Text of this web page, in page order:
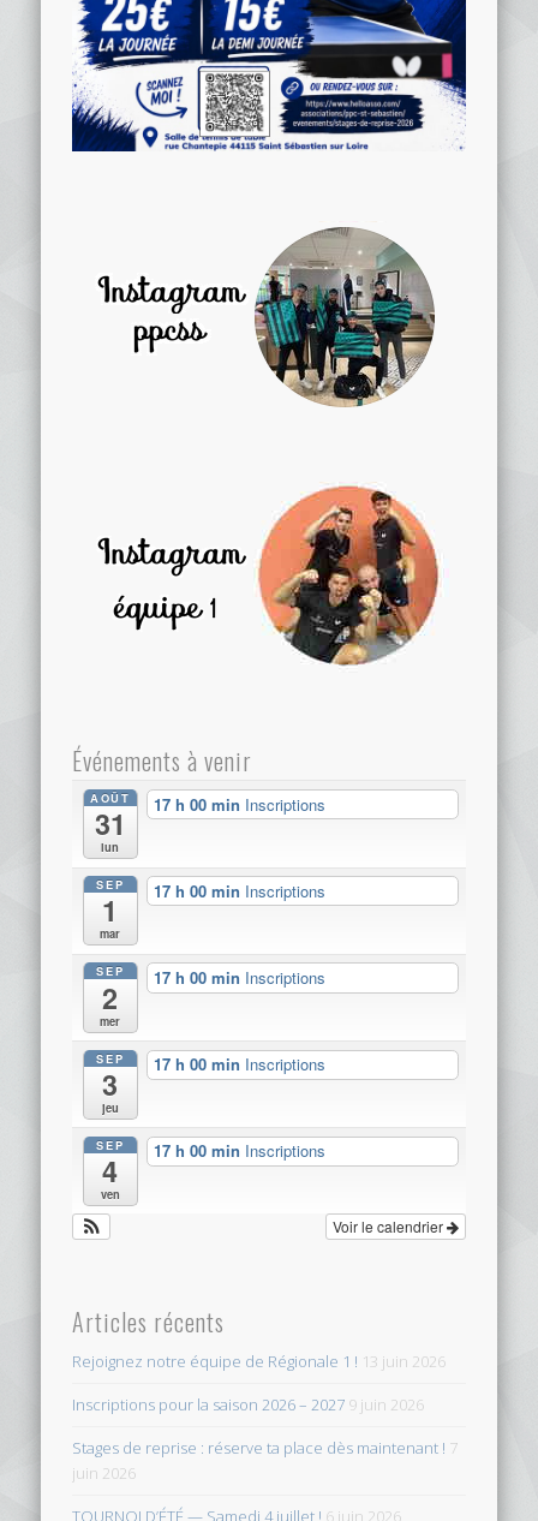
Événements à venir
AOÛT
31
lun
17 h 00 min Inscriptions
SEP
1
mar
17 h 00 min Inscriptions
SEP
2
mer
17 h 00 min Inscriptions
SEP
3
jeu
17 h 00 min Inscriptions
SEP
4
ven
17 h 00 min Inscriptions
Voir le calendrier
Articles récents
Rejoignez notre équipe de Régionale 1 ! 13 juin 2026
Inscriptions pour la saison 2026 – 2027 9 juin 2026
Stages de reprise : réserve ta place dès maintenant ! 7
juin 2026
TOURNOI D’ÉTÉ — Samedi 4 juillet ! 6 juin 2026